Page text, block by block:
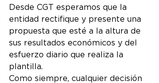
Desde CGT esperamos que la
entidad rectifique y presente una
propuesta que esté a la altura de
sus resultados económicos y del
esfuerzo diario que realiza la
plantilla.
Como siempre, cualquier decisión